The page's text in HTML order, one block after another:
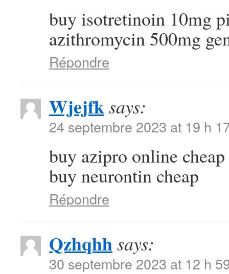
buy isotretinoin 10mg
azithromycin 500mg
Répondre
Wjejfksays:
24 septembre 2023 at 19 h
buy azipro online cheap
buy neurontin cheap
Répondre
Qzhqhhsays:
30 septembre 2023 at 12 h